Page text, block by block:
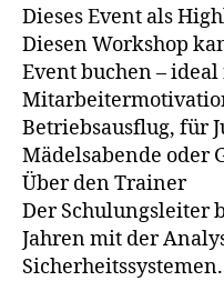
Dieses Event als
Diesen Workshop
Event buchen –
Betriebsausflug, für
Mädelsabende oder
Über den Trainer
Der Schulungsleiter
Jahren mit der
Sicherheitssystemen.